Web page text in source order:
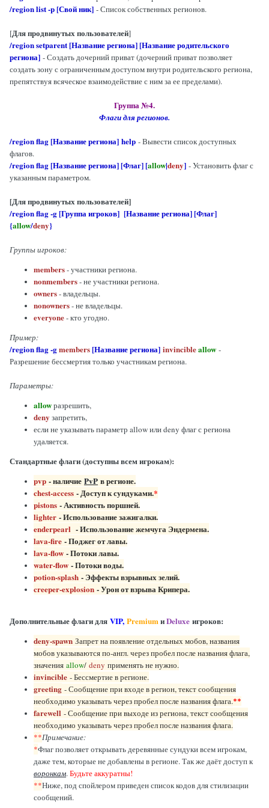
/region list -p [Свой ник] - Список собственных регионов.
[Для продвинутых пользователей]
/region setparent [Название региона] [Название родительского
региона] - Создать дочерний приват (дочерний приват позволяет
создать зону с ограниченным доступом внутри родительского региона,
препятствуя всяческое взаимодействие с ним за ее пределами).
Группа №4.
Флаги для регионов.
/region flag [Название региона] help - Вывести список доступных
флагов.
/region flag [Название региона] [Флаг] [allow|deny] - Установить флаг с
указанным параметром.
[Для продвинутых пользователей]
/region flag -g [Группа игроков] [Название региона] [Флаг]
{allow/deny}
Группы игроков:
members- участники региона.
nonmembers- не участники региона.
owners- владельцы.
nonowners- не владельцы.
everyone- кто угодно.
Пример:
/region flag -gmembers[Название региона] invincibleallow -
Разрешение бессмертия только участникам региона.
Параметры:
allowразрешить,
deny запретить,
если не указывать параметр allow или deny флаг с региона
удаляется.
Стандартные флаги (доступны всем игрокам):
pvp - наличие PvP в регионе.
chest-access - Доступ к сундуками.*
pistons - Активность поршней.
lighter - Использование зажигалки.
enderpearl - Использование жемчуга Эндермена.
lava-fire - Поджег от лавы.
lava-flow - Потоки лавы.
water-flow - Потоки воды.
potion-splash - Эффекты взрывных зелий.
creeper-explosion - Урон от взрыва Крипера.
Дополнительные флаги для VIP, Premium иDeluxe игроков:
deny-spawn Запрет на появление отдельных мобов, названия
мобов указываются по-англ. через пробел после названия флага,
значения allow/ deny применять не нужно.
invincible - Бессмертие в регионе.
greeting - Сообщение при входе в регион, текст сообщения
необходимо указывать через пробел после названия флага.**
farewell - Сообщение при выходе из региона, текст сообщения
необходимо указывать через пробел после названия флага.
**Примечание:
*Флаг позволяет открывать деревянные сундуки всем игрокам,
даже тем, которые не добавлены в регионе. Так же даёт доступ к
воронкам.Будьте аккуратны!
**Ниже, под спойлером приведен список кодов для стилизации
сообщений.